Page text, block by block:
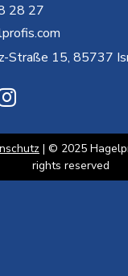
28 27
Straße 15, 85737
| © 2025
rights reserved